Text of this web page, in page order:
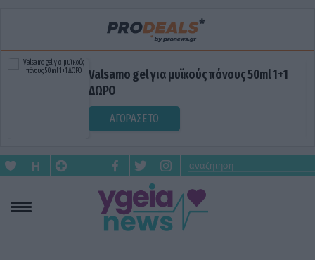
Valsamo gel για μυϊκούς πόνους 50ml 1+1
ΔΩΡΟ
ΑΓΟΡΑΣΕ ΤΟ